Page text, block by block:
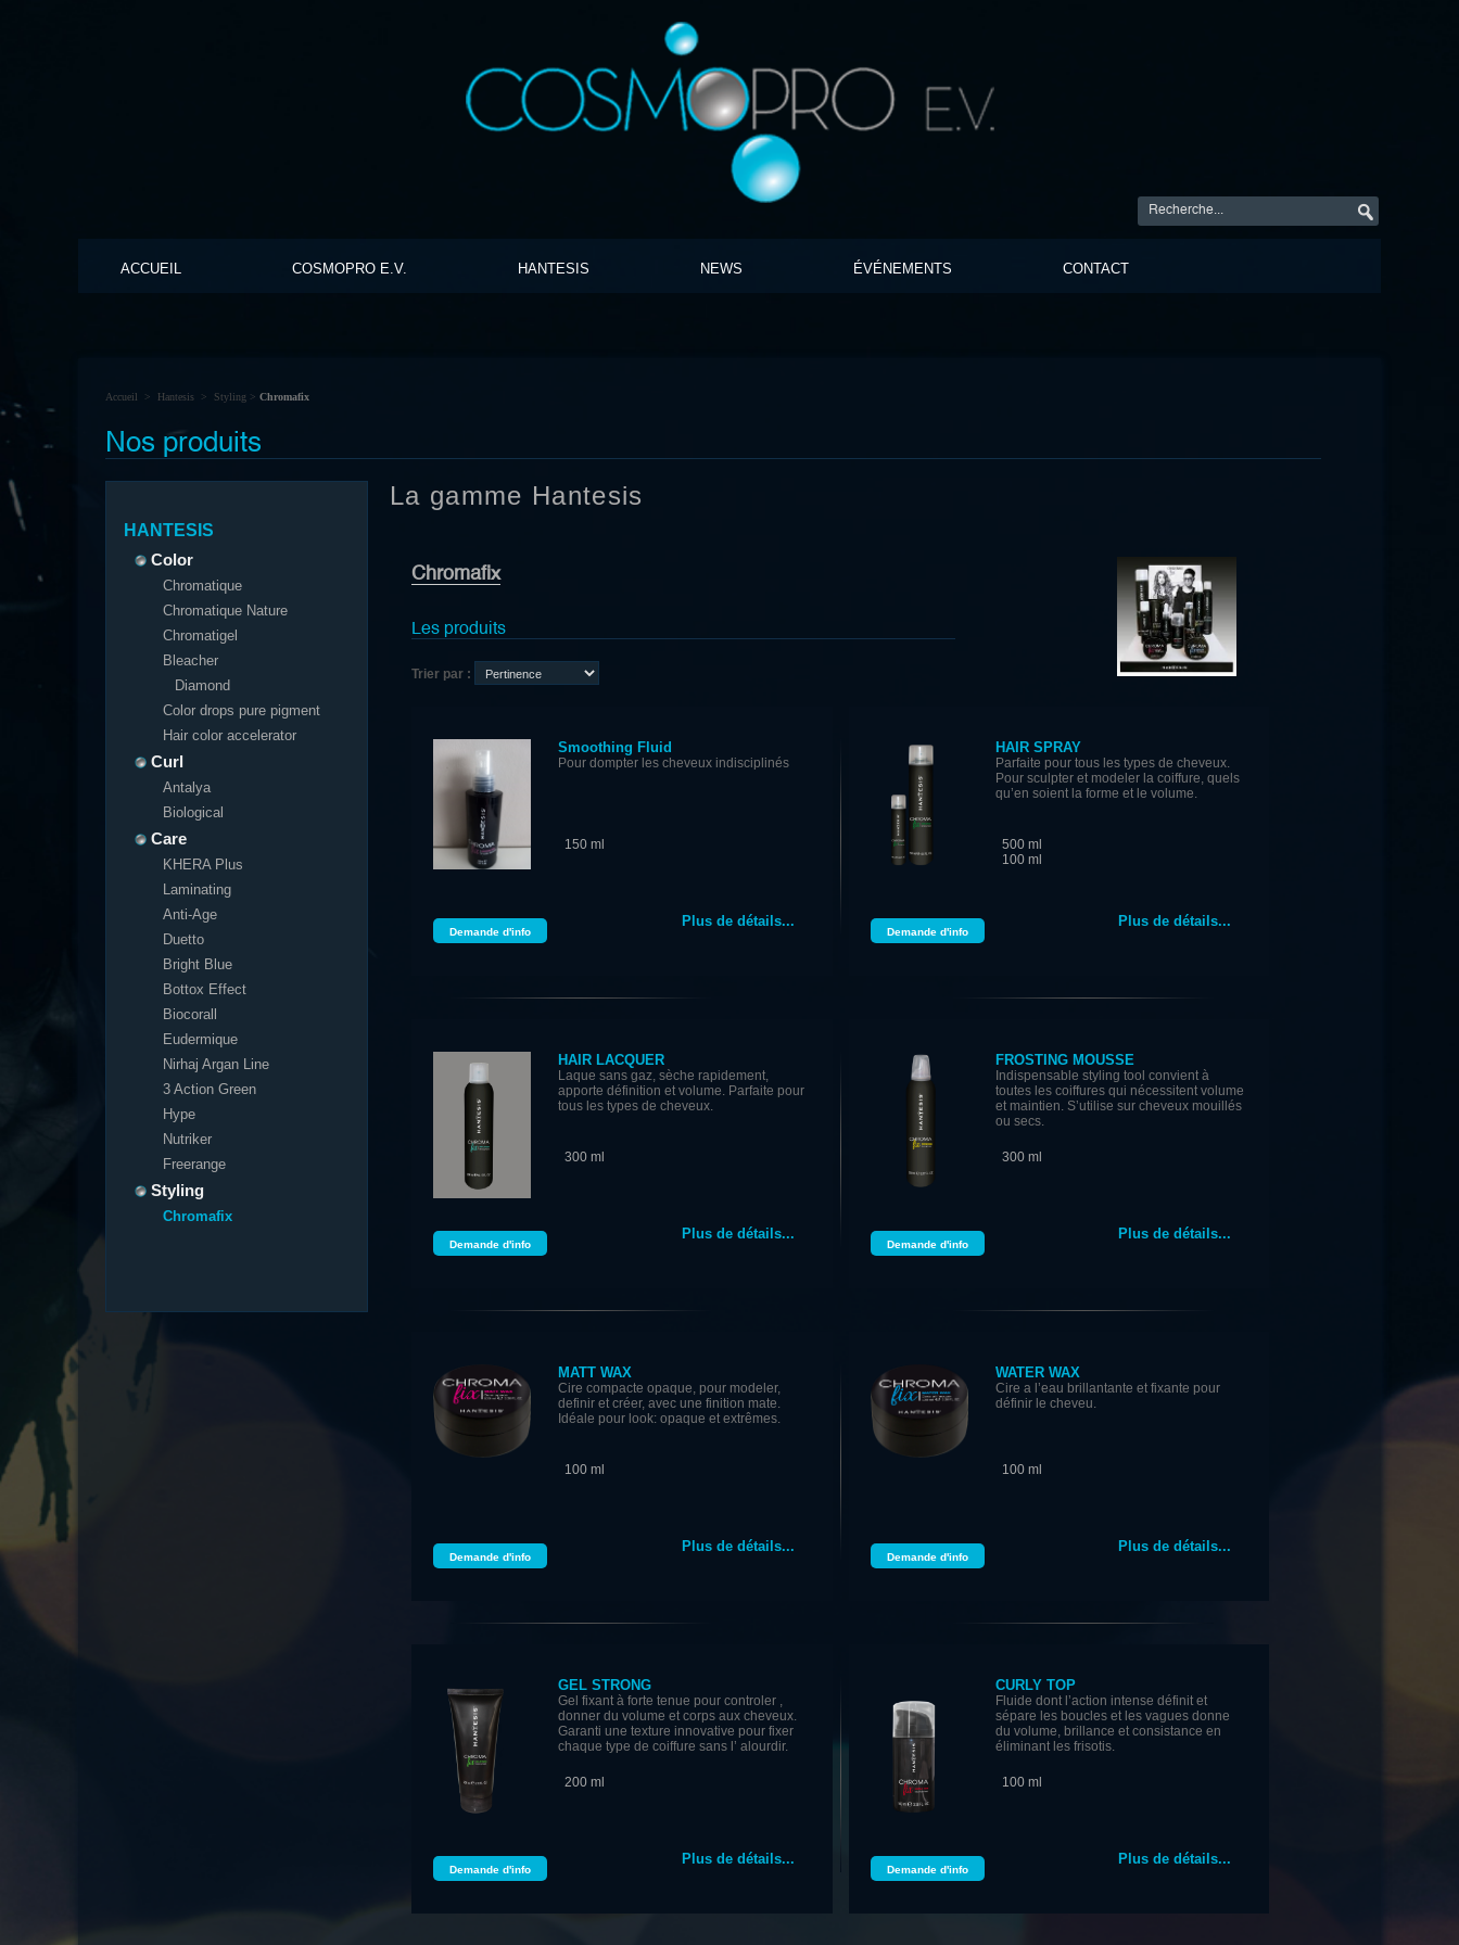
ACCUEIL COSMOPRO E.V. HANTESIS NEWS ÉVÉNEMENTS CONTACT
Accueil > Hantesis > Styling > Chromafix
Nos produits
HANTESIS
Color
Chromatique
Chromatique Nature
Chromatigel
Bleacher
Diamond
Color drops pure pigment
Hair color accelerator
Curl
Antalya
Biological
Care
KHERA Plus
Laminating
Anti-Age
Duetto
Bright Blue
Bottox Effect
Biocorall
Eudermique
Nirhaj Argan Line
3 Action Green
Hype
Nutriker
Freerange
Styling
Chromafix
La gamme Hantesis
Chromafix
Les produits
Trier par :
Smoothing Fluid
Pour dompter les cheveux indisciplinés
150 ml
Demande d'info
Plus de détails...
HAIR SPRAY
Parfaite pour tous les types de cheveux.
Pour sculpter et modeler la coiffure, quels
qu’en soient la forme et le volume.
500 ml
100 ml
Demande d'info
Plus de détails...
HAIR LACQUER
Laque sans gaz, sèche rapidement,
apporte définition et volume. Parfaite pour
tous les types de cheveux.
300 ml
Demande d'info
Plus de détails...
FROSTING MOUSSE
Indispensable styling tool convient à
toutes les coiffures qui nécessitent volume
et maintien. S’utilise sur cheveux mouillés
ou secs.
300 ml
Demande d'info
Plus de détails...
MATT WAX
Cire compacte opaque, pour modeler,
definir et créer, avec une finition mate.
Idéale pour look: opaque et extrêmes.
100 ml
Demande d'info
Plus de détails...
WATER WAX
Cire a l’eau brillantante et fixante pour
définir le cheveu.
100 ml
Demande d'info
Plus de détails...
GEL STRONG
Gel fixant à forte tenue pour controler ,
donner du volume et corps aux cheveux.
Garanti une texture innovative pour fixer
chaque type de coiffure sans l’ alourdir.
200 ml
Demande d'info
Plus de détails...
CURLY TOP
Fluide dont l’action intense définit et
sépare les boucles et les vagues donne
du volume, brillance et consistance en
éliminant les frisotis.
100 ml
Demande d'info
Plus de détails...